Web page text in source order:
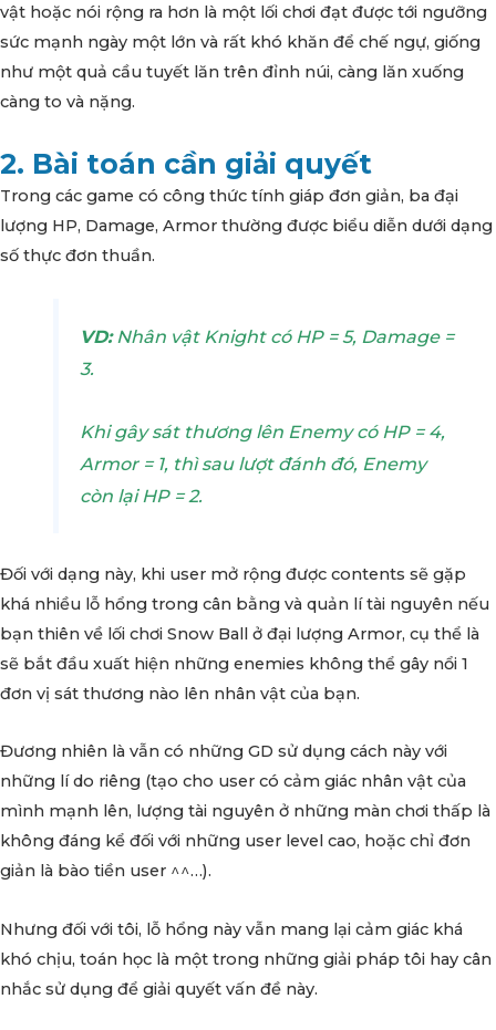
vật hoặc nói rộng ra hơn là một lối chơi đạt được tới ngưỡng
sức mạnh ngày một lớn và rất khó khăn để chế ngự, giống
như một quả cầu tuyết lăn trên đỉnh núi, càng lăn xuống
càng to và nặng.
2. Bài toán cần giải quyết
Trong các game có công thức tính giáp đơn giản, ba đại
lượng HP, Damage, Armor thường được biểu diễn dưới dạng
số thực đơn thuần.
VD:Nhân vật Knight có HP = 5, Damage =
3.
Khi gây sát thương lên Enemy có HP = 4,
Armor = 1, thì sau lượt đánh đó, Enemy
còn lại HP = 2.
Đối với dạng này, khi user mở rộng được contents sẽ gặp
khá nhiều lỗ hổng trong cân bằng và quản lí tài nguyên nếu
bạn thiên về lối chơi Snow Ball ở đại lượng Armor, cụ thể là
sẽ bắt đầu xuất hiện những enemies không thể gây nổi 1
đơn vị sát thương nào lên nhân vật của bạn.
Đương nhiên là vẫn có những GD sử dụng cách này với
những lí do riêng (tạo cho user có cảm giác nhân vật của
mình mạnh lên, lượng tài nguyên ở những màn chơi thấp là
không đáng kể đối với những user level cao, hoặc chỉ đơn
giản là bào tiền user ^^…).
Nhưng đối với tôi, lỗ hổng này vẫn mang lại cảm giác khá
khó chịu, toán học là một trong những giải pháp tôi hay cân
nhắc sử dụng để giải quyết vấn đề này.